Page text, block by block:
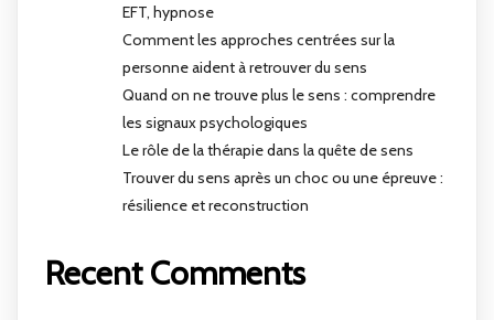
EFT, hypnose
Comment les approches centrées sur la
personne aident à retrouver du sens
Quand on ne trouve plus le sens : comprendre
les signaux psychologiques
Le rôle de la thérapie dans la quête de sens
Trouver du sens après un choc ou une épreuve :
résilience et reconstruction
Recent Comments